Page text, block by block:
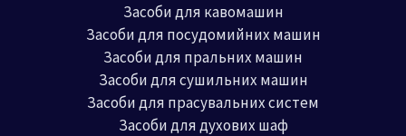
Засоби для кавомашин
Засоби для посудомийних машин
Засоби для пральних машин
Засоби для сушильних машин
Засоби для прасувальних систем
Засоби для духових шаф